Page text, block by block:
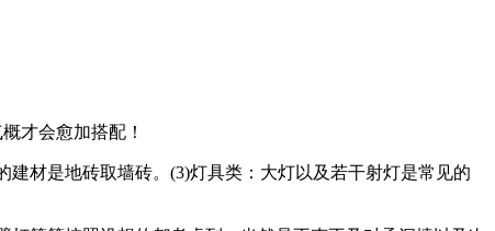
才会愈加搭配！
材是地砖取墙砖。(3)灯具类：大灯以及若干射灯是常见的